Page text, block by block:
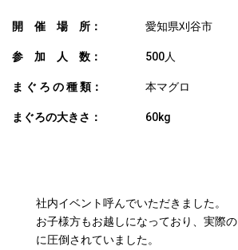
開 催 場 所： 愛知県刈谷市
参 加 人 数： 500人
ま ぐ ろ の 種 類： 本マグロ
まぐろの大きさ： 60kg
社内イベント呼んでいただきました。
お子様方もお越しになっており、実際
に圧倒されていました。